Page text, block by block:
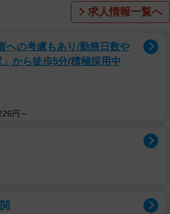
おちゃやまさん提供）
さんが投稿した育児漫画には、そん
ルな苦悩がユーモアたっぷりに描か
てるおちゃやまさん。「寝返りが始
使い続けていました。
求人情報一覧へ
への考慮もあり/勤務日数や
から徒歩5分/積極採用中
円～